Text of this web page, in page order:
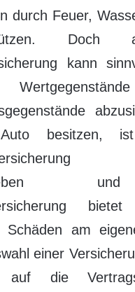
durch Feuer,
Doch
kann
besitzen,
bietet
Schäden am
einer
auf die